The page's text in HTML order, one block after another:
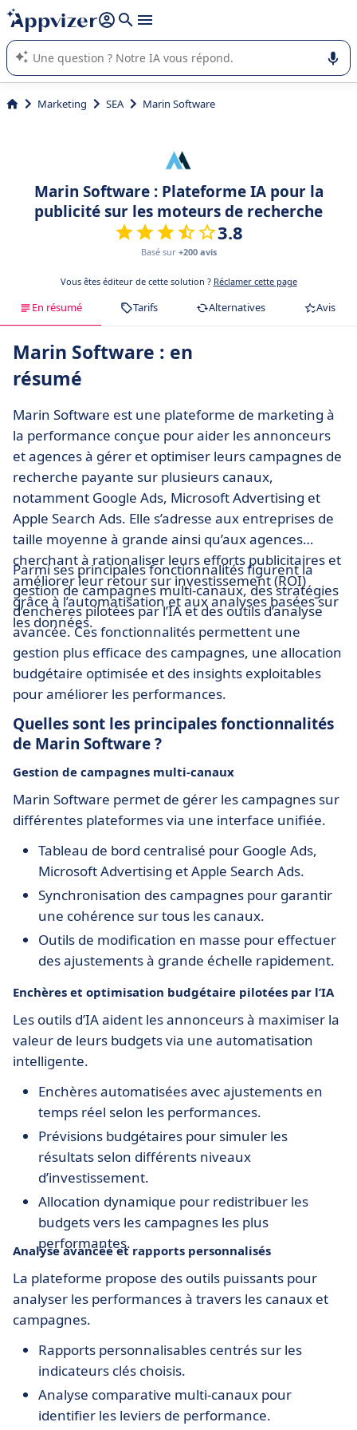
répondre (plusieurs lignes avec
L'IA de Appvizer vous guide dans l'utilisation ou la sélection de
logiciel SaaS en entreprise.
Marketing SEA Marin Software
Marin Software : Plateforme IA pour la
publicité sur les moteurs de recherche
3.8
Basé sur +200 avis
Vous êtes éditeur de cette solution ? Réclamer cette page
En résumé Tarifs Alternatives Avis
Marin Software : en
résumé
Marin Software est une plateforme de marketing à
la performance conçue pour aider les annonceurs
et agences à gérer et optimiser leurs campagnes de
recherche payante sur plusieurs canaux,
notamment Google Ads, Microsoft Advertising et
Apple Search Ads. Elle s’adresse aux entreprises de
taille moyenne à grande ainsi qu’aux agences
cherchant à rationaliser leurs efforts publicitaires et
améliorer leur retour sur investissement (ROI)
grâce à l’automatisation et aux analyses basées sur
les données.
Parmi ses principales fonctionnalités figurent la
gestion de campagnes multi-canaux, des stratégies
d’enchères pilotées par l’IA et des outils d’analyse
avancée. Ces fonctionnalités permettent une
gestion plus efficace des campagnes, une allocation
budgétaire optimisée et des insights exploitables
pour améliorer les performances.
Quelles sont les principales fonctionnalités
de Marin Software ?
Gestion de campagnes multi-canaux
Marin Software permet de gérer les campagnes sur
différentes plateformes via une interface unifiée.
Tableau de bord centralisé pour Google Ads,
Microsoft Advertising et Apple Search Ads.
Synchronisation des campagnes pour garantir
une cohérence sur tous les canaux.
Outils de modification en masse pour effectuer
des ajustements à grande échelle rapidement.
Enchères et optimisation budgétaire pilotées par l’IA
Les outils d’IA aident les annonceurs à maximiser la
valeur de leurs budgets via une automatisation
intelligente.
Enchères automatisées avec ajustements en
temps réel selon les performances.
Prévisions budgétaires pour simuler les
résultats selon différents niveaux
d’investissement.
Allocation dynamique pour redistribuer les
budgets vers les campagnes les plus
performantes.
Analyse avancée et rapports personnalisés
La plateforme propose des outils puissants pour
analyser les performances à travers les canaux et
campagnes.
Rapports personnalisables centrés sur les
indicateurs clés choisis.
Analyse comparative multi-canaux pour
identifier les leviers de performance.